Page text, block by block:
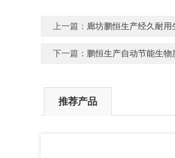
上一篇： 廊坊鹏恒生产经久耐
下一篇： 鹏恒生产自动节能生
推荐产品